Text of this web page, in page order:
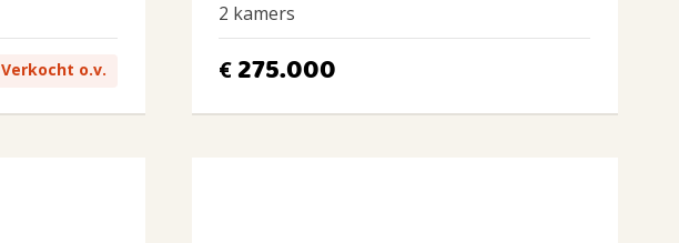
Verkocht o.v.
2 kamers
€275.000